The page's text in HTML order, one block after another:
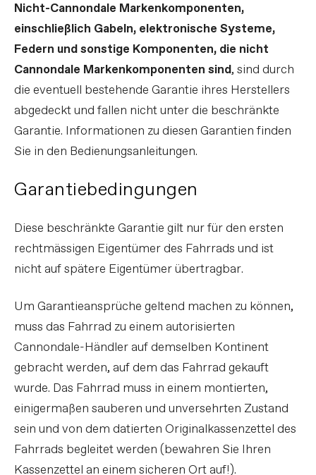
Nicht-Cannondale Markenkomponenten,
einschließlich Gabeln, elektronische Systeme,
Federn und sonstige Komponenten, die nicht
Cannondale Markenkomponenten sind, sind durch
die eventuell bestehende Garantie ihres Herstellers
abgedeckt und fallen nicht unter die beschränkte
Garantie. Informationen zu diesen Garantien finden
Sie in den Bedienungsanleitungen.
Garantiebedingungen
Diese beschränkte Garantie gilt nur für den ersten
rechtmässigen Eigentümer des Fahrrads und ist
nicht auf spätere Eigentümer übertragbar.
Um Garantieansprüche geltend machen zu können,
muss das Fahrrad zu einem autorisierten
Cannondale-Händler auf demselben Kontinent
gebracht werden, auf dem das Fahrrad gekauft
wurde. Das Fahrrad muss in einem montierten,
einigermaßen sauberen und unversehrten Zustand
sein und von dem datierten Originalkassenzettel des
Fahrrads begleitet werden (bewahren Sie Ihren
Kassenzettel an einem sicheren Ort auf!).